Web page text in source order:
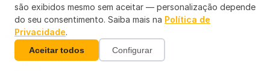
Diário Oficial ALE
são exibidos mesmo sem aceitar — personalização depende
do seu consentimento. Saiba mais na Política de
Privacidade.
Aceitar todos Configurar